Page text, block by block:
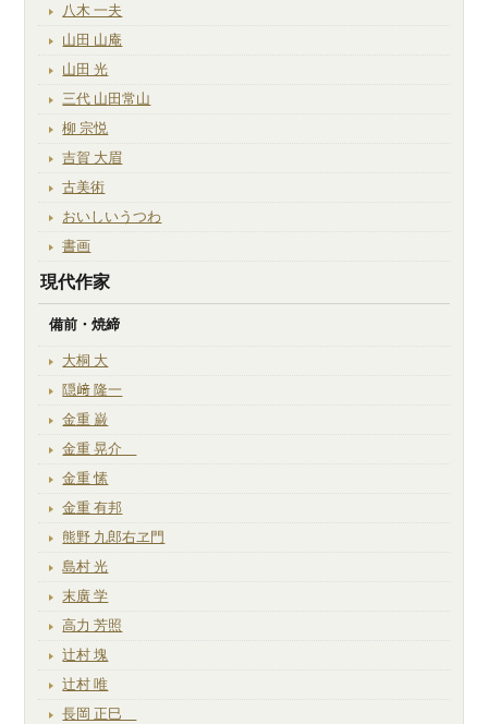
八木 一夫
山田 山庵
山田 光
三代 山田常山
柳 宗悦
吉賀 大眉
古美術
おいしいうつわ
書画
現代作家
備前・焼締
大桐 大
隠﨑 隆一
金重 巌
金重 晃介
金重 愫
金重 有邦
熊野 九郎右ヱ門
島村 光
末廣 学
高力 芳照
辻村 塊
辻村 唯
長岡 正巳